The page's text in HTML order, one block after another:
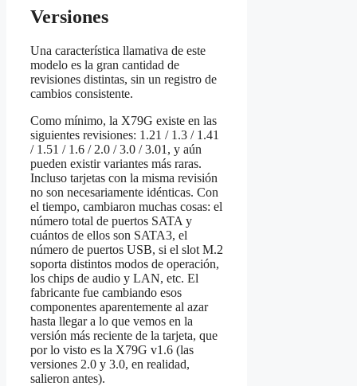
Versiones
Una característica llamativa de este
modelo es la gran cantidad de
revisiones distintas, sin un registro de
cambios consistente.
Como mínimo, la X79G existe en las
siguientes revisiones: 1.21 / 1.3 / 1.41
/ 1.51 / 1.6 / 2.0 / 3.0 / 3.01, y aún
pueden existir variantes más raras.
Incluso tarjetas con la misma revisión
no son necesariamente idénticas. Con
el tiempo, cambiaron muchas cosas: el
número total de puertos SATA y
cuántos de ellos son SATA3, el
número de puertos USB, si el slot M.2
soporta distintos modos de operación,
los chips de audio y LAN, etc. El
fabricante fue cambiando esos
componentes aparentemente al azar
hasta llegar a lo que vemos en la
versión más reciente de la tarjeta, que
por lo visto es la X79G v1.6 (las
versiones 2.0 y 3.0, en realidad,
salieron antes).